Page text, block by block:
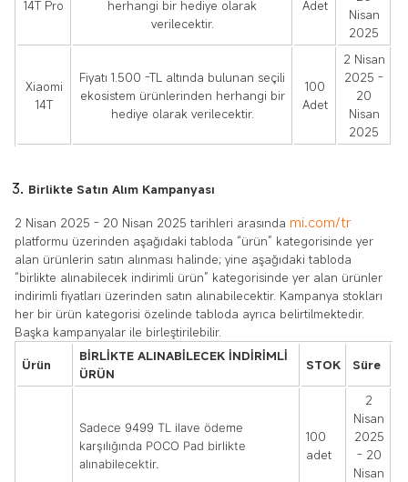
14T Pro
herhangi bir hediye olarak
verilecektir.
Adet
Nisan
2025
Xiaomi
14T
Fiyatı 1.500 -TL altında bulunan seçili
ekosistem ürünlerinden herhangi bir
hediye olarak verilecektir.
100
Adet
2 Nisan
2025 -
20
Nisan
2025
Birlikte Satın Alım Kampanyası
2 Nisan 2025 - 20 Nisan 2025 tarihleri arasında mi.com/tr
platformu üzerinden aşağıdaki tabloda “ürün” kategorisinde yer
alan ürünlerin satın alınması halinde; yine aşağıdaki tabloda
“birlikte alınabilecek indirimli ürün” kategorisinde yer alan ürünler
indirimli fiyatları üzerinden satın alınabilecektir. Kampanya stokları
her bir ürün kategorisi özelinde tabloda ayrıca belirtilmektedir.
Başka kampanyalar ile birleştirilebilir.
Ürün
BİRLİKTE ALINABİLECEK İNDİRİMLİ
ÜRÜN
STOK Süre
Sadece 9499 TL ilave ödeme
karşılığında POCO Pad birlikte
alınabilecektir.
100
adet
2
Nisan
2025
- 20
Nisan